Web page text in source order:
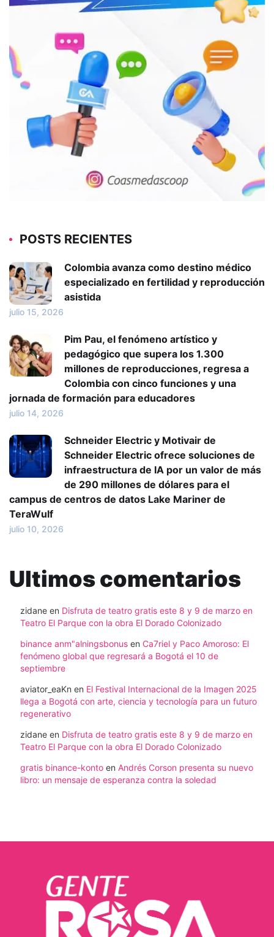
POSTS RECIENTES
Colombia avanza como destino médico
especializado en fertilidad y reproducción
asistida
julio 15, 2026
Pim Pau, el fenómeno artístico y
pedagógico que supera los 1.300
millones de reproducciones, regresa a
Colombia con cinco funciones y una
jornada de formación para educadores
julio 14, 2026
Schneider Electric y Motivair de
Schneider Electric ofrece soluciones de
infraestructura de IA por un valor de más
de 290 millones de dólares para el
campus de centros de datos Lake Mariner de
TeraWulf
julio 10, 2026
Ultimos comentarios
zidane en Disfruta de teatro gratis este 8 y 9 de marzo en
Teatro El Parque con la obra El Dorado Colonizado
binance anm"alningsbonus en Ca7riel y Paco Amoroso: El
fenómeno global que regresará a Bogotá el 10 de
septiembre
aviator_eaKn en El Festival Internacional de la Imagen 2025
llega a Bogotá con arte, ciencia y tecnología para un futuro
regenerativo
zidane en Disfruta de teatro gratis este 8 y 9 de marzo en
Teatro El Parque con la obra El Dorado Colonizado
gratis binance-konto en Andrés Corson presenta su nuevo
libro: un mensaje de esperanza contra la soledad